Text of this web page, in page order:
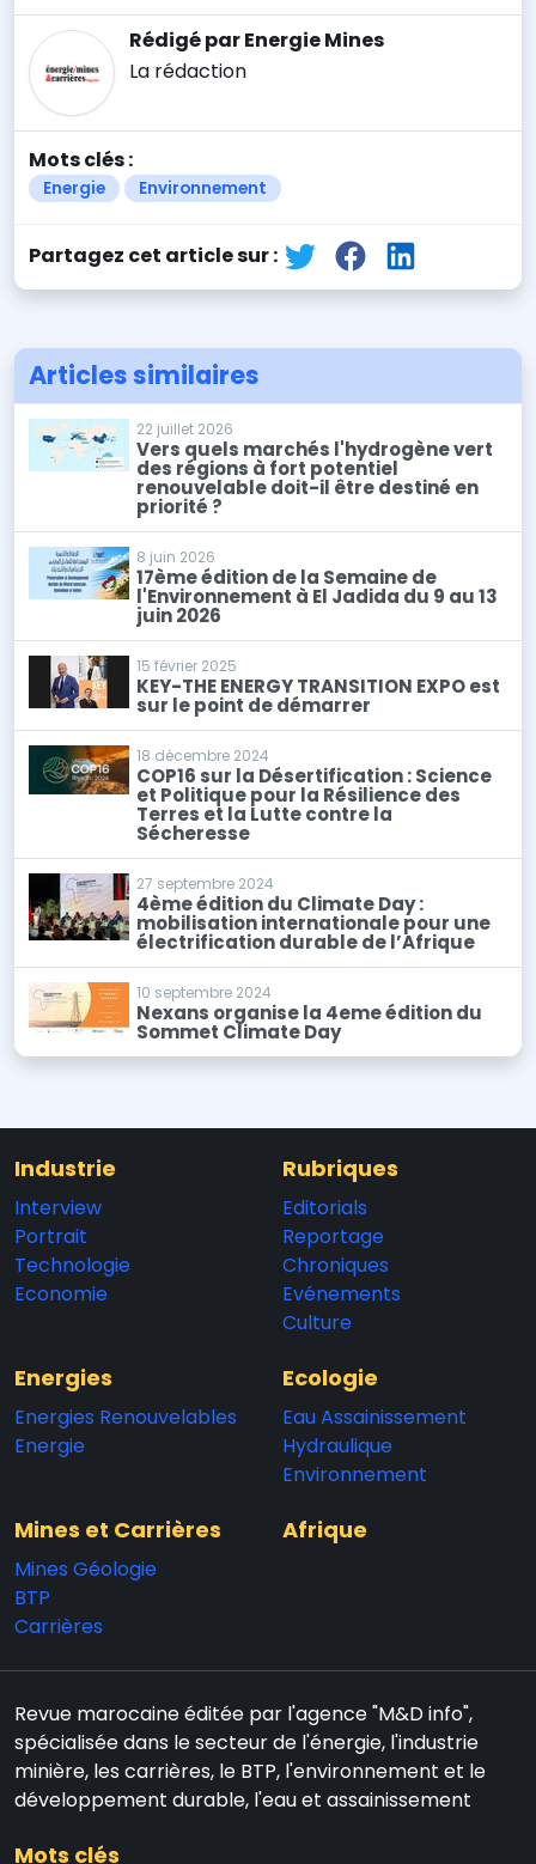
Rédigé par Energie Mines
La rédaction
Mots clés :
Energie Environnement
Partagez cet article sur :
Articles similaires
22 juillet 2026
Vers quels marchés l'hydrogène vert
des régions à fort potentiel
renouvelable doit-il être destiné en
priorité ?
8 juin 2026
17ème édition de la Semaine de
l'Environnement à El Jadida du 9 au 13
juin 2026
15 février 2025
KEY-THE ENERGY TRANSITION EXPO est
sur le point de démarrer
18 décembre 2024
COP16 sur la Désertification : Science
et Politique pour la Résilience des
Terres et la Lutte contre la
Sécheresse
27 septembre 2024
4ème édition du Climate Day :
mobilisation internationale pour une
électrification durable de l’Afrique
10 septembre 2024
Nexans organise la 4eme édition du
Sommet Climate Day
Industrie
Interview
Portrait
Technologie
Economie
Rubriques
Editorials
Reportage
Chroniques
Evénements
Culture
Energies
Energies Renouvelables
Energie
Ecologie
Eau Assainissement
Hydraulique
Environnement
Mines et Carrières
Mines Géologie
BTP
Carrières
Afrique
Revue marocaine éditée par l'agence "M&D info",
spécialisée dans le secteur de l'énergie, l'industrie
minière, les carrières, le BTP, l'environnement et le
développement durable, l'eau et assainissement
Mots clés